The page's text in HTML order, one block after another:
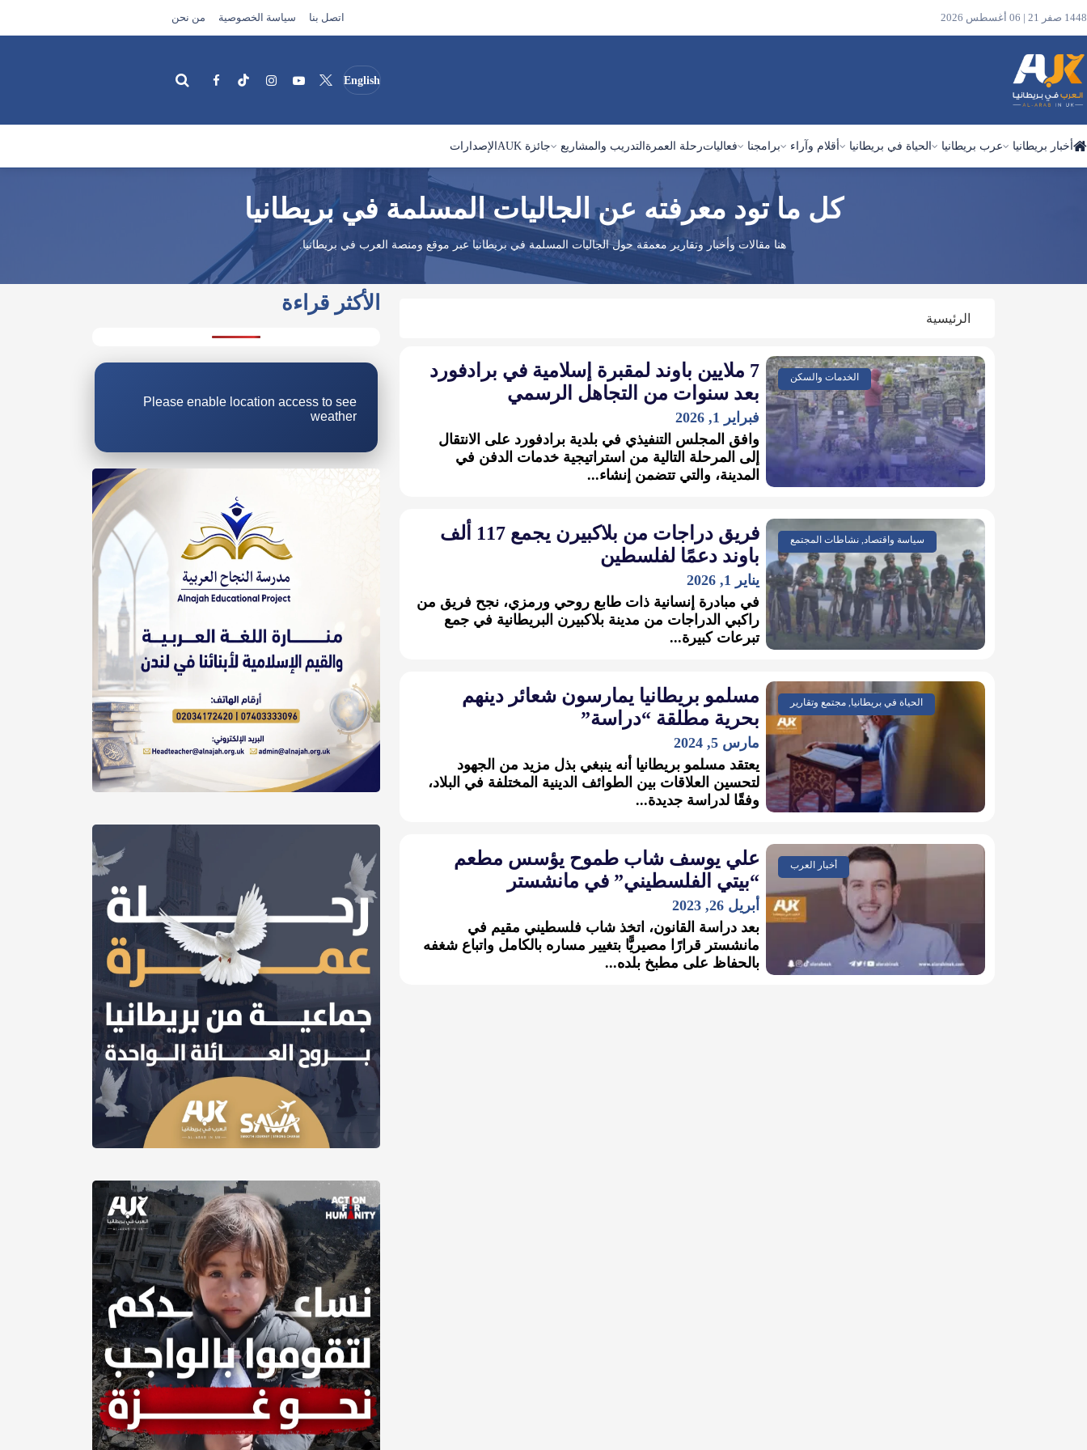
1448 صفر 21 | 06 أغسطس 2026 اتصل بنا سياسة الخصوصية من نحن
English
أخبار بريطانيا عرب بريطانيا الحياة في بريطانيا أقلام وآراء برامجنا فعالياترحلة العمرة التدريب والمشاريع جائزة AUK الإصدارات
بحثكل ما تود معرفته عن الجاليات المسلمة في بريطانيا
هنا مقالات وأخبار وتقارير معمقة حول الجاليات المسلمة في بريطانيا عبر موقع ومنصة العرب في بريطانيا.
الرئيسية
الخدمات والسكن
7 ملايين باوند لمقبرة إسلامية في برادفورد
بعد سنوات من التجاهل الرسمي
فبراير 1, 2026
وافق المجلس التنفيذي في بلدية برادفورد على الانتقال
إلى المرحلة التالية من استراتيجية خدمات الدفن في
المدينة، والتي تتضمن إنشاء...
سياسة واقتصاد, نشاطات المجتمع
فريق دراجات من بلاكبيرن يجمع 117 ألف
باوند دعمًا لفلسطين
يناير 1, 2026
في مبادرة إنسانية ذات طابع روحي ورمزي، نجح فريق من
راكبي الدراجات من مدينة بلاكبيرن البريطانية في جمع
تبرعات كبيرة...
الحياة في بريطانيا, مجتمع وتقارير
مسلمو بريطانيا يمارسون شعائر دينهم
بحرية مطلقة “دراسة”
مارس 5, 2024
يعتقد مسلمو بريطانيا أنه ينبغي بذل مزيد من الجهود
لتحسين العلاقات بين الطوائف الدينية المختلفة في البلاد،
وفقًا لدراسة جديدة...
أخبار العرب
علي يوسف شاب طموح يؤسس مطعم
“بيتي الفلسطيني” في مانشستر
أبريل 26, 2023
بعد دراسة القانون، اتخذ شاب فلسطيني مقيم في
مانشستر قرارًا مصيريًّا بتغيير مساره بالكامل واتباع شغفه
بالحفاظ على مطبخ بلده...
الأكثر قراءة
Please enable location access to see
weather